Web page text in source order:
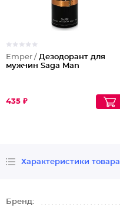
Emper / Дезодорант для
мужчин Saga Man
435 ₽
Характеристики товара
Бренд: